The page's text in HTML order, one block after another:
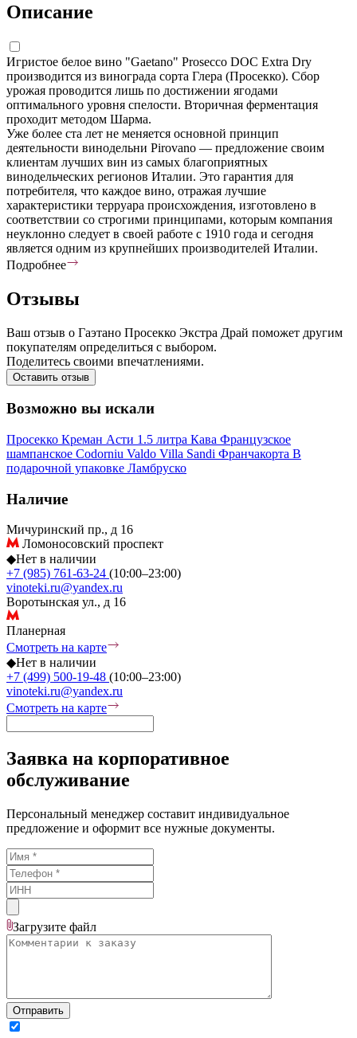
Описание
Игристое белое вино "Gaetano" Prosecco DOC Extra Dry
производится из винограда сорта Глера (Просекко). Сбор
урожая проводится лишь по достижении ягодами
оптимального уровня спелости. Вторичная ферментация
проходит методом Шарма.
Уже более ста лет не меняется основной принцип
деятельности винодельни Pirovano — предложение своим
клиентам лучших вин из самых благоприятных
винодельческих регионов Италии. Это гарантия для
потребителя, что каждое вино, отражая лучшие
характеристики терруара происхождения, изготовлено в
соответствии со строгими принципами, которым компания
неуклонно следует в своей работе с 1910 года и сегодня
является одним из крупнейших производителей Италии.
Подробнее
Отзывы
Ваш отзыв о Гаэтано Просекко Экстра Драй поможет другим
покупателям определиться с выбором.
Поделитесь своими впечатлениями.
Оставить отзыв
Возможно вы искали
Просекко Креман Асти 1.5 литра Кава Французское
шампанское Codorniu Valdo Villa Sandi Франчакорта В
подарочной упаковке Ламбруско
Наличие
Мичуринский пр., д 16
Ломоносовский проспект
◆Нет в наличии
+7 (985) 761-63-24 (10:00–23:00)
vinoteki.ru@yandex.ru
Воротынская ул., д 16
Планерная
Смотреть на карте
◆Нет в наличии
+7 (499) 500-19-48 (10:00–23:00)
vinoteki.ru@yandex.ru
Смотреть на карте
Заявка на корпоративное
обслуживание
Персональный менеджер составит индивидуальное
предложение и оформит все нужные документы.
Загрузите файл
Отправить